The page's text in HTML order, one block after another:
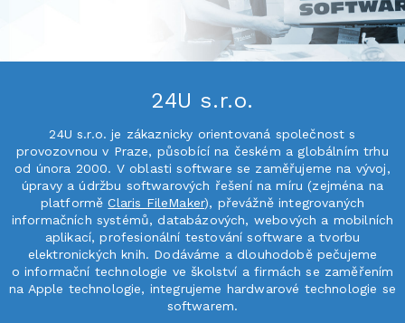
24U s.r.o.
24U s.r.o. je zákaznicky orientovaná společnost s
provozovnou v Praze, působící na českém a globálním trhu
od února 2000. V oblasti software se zaměřujeme na vývoj,
úpravy a údržbu softwarových řešení na míru (zejména na
platforměClaris FileMaker), převážně integrovaných
informačních systémů, databázových, webových a mobilních
aplikací, profesionální testování software a tvorbu
elektronických knih. Dodáváme a dlouhodobě pečujeme
o informační technologie ve školství a firmách se zaměřením
na Apple technologie, integrujeme hardwarové technologie se
softwarem.